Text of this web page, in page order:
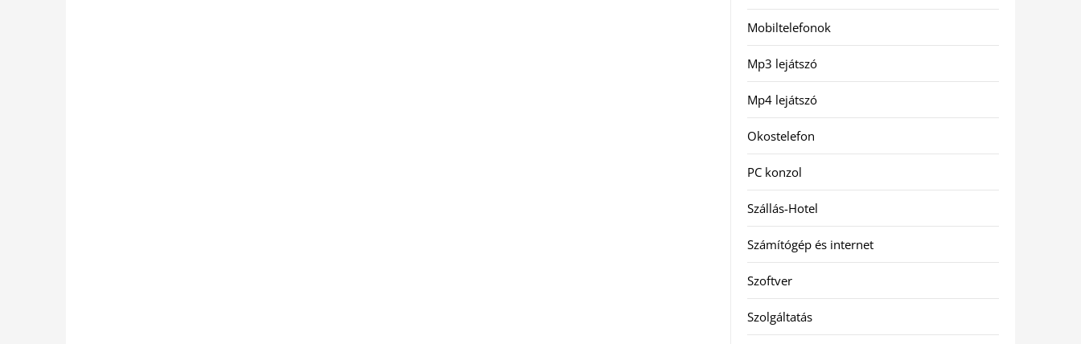
Mobiltelefonok
Mp3 lejátszó
Mp4 lejátszó
Okostelefon
PC konzol
Szállás-Hotel
Számítógép és internet
Szoftver
Szolgáltatás